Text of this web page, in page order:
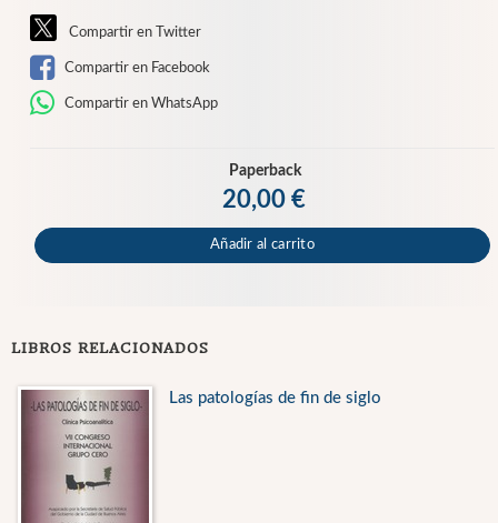
Compartir en Twitter
Compartir en Facebook
Compartir en WhatsApp
Paperback
20,00 €
Añadir al carrito
LIBROS RELACIONADOS
Las patologías de fin de siglo